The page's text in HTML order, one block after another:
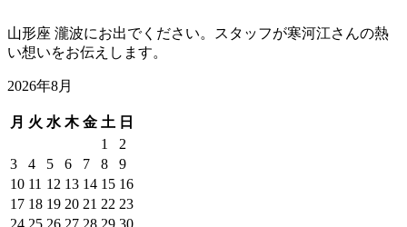
山形座 瀧波にお出でください。スタッフが寒河江さんの熱
い想いをお伝えします。
2026年8月
月 火 水 木 金 土 日
1
2
3
4 5 6 7 8
9
10 11 12 13 14 15 16
17 18 19 20 21 22 23
24 25 26 27 28 29 30